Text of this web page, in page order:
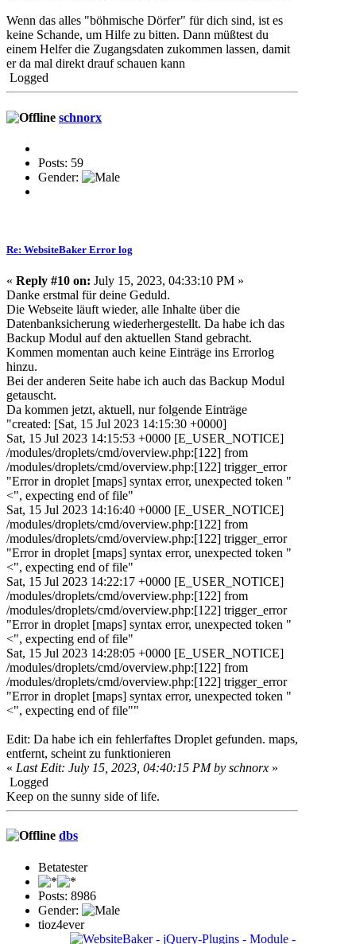
Wenn das alles "böhmische Dörfer" für dich sind, ist es
keine Schande, um Hilfe zu bitten. Dann müßtest du
einem Helfer die Zugangsdaten zukommen lassen, damit
er da mal direkt drauf schauen kann
Logged
schnorx
Posts: 59
Gender:
Re: WebsiteBaker Error log
« Reply #10 on: July 15, 2023, 04:33:10 PM »
Danke erstmal für deine Geduld.
Die Webseite läuft wieder, alle Inhalte über die
Datenbanksicherung wiederhergestellt. Da habe ich das
Backup Modul auf den aktuellen Stand gebracht.
Kommen momentan auch keine Einträge ins Errorlog
hinzu.
Bei der anderen Seite habe ich auch das Backup Modul
getauscht.
Da kommen jetzt, aktuell, nur folgende Einträge
"created: [Sat, 15 Jul 2023 14:15:30 +0000]
Sat, 15 Jul 2023 14:15:53 +0000 [E_USER_NOTICE]
/modules/droplets/cmd/overview.php:[122] from
/modules/droplets/cmd/overview.php:[122] trigger_error
"Error in droplet [maps] syntax error, unexpected token "
<", expecting end of file"
Sat, 15 Jul 2023 14:16:40 +0000 [E_USER_NOTICE]
/modules/droplets/cmd/overview.php:[122] from
/modules/droplets/cmd/overview.php:[122] trigger_error
"Error in droplet [maps] syntax error, unexpected token "
<", expecting end of file"
Sat, 15 Jul 2023 14:22:17 +0000 [E_USER_NOTICE]
/modules/droplets/cmd/overview.php:[122] from
/modules/droplets/cmd/overview.php:[122] trigger_error
"Error in droplet [maps] syntax error, unexpected token "
<", expecting end of file"
Sat, 15 Jul 2023 14:28:05 +0000 [E_USER_NOTICE]
/modules/droplets/cmd/overview.php:[122] from
/modules/droplets/cmd/overview.php:[122] trigger_error
"Error in droplet [maps] syntax error, unexpected token "
<", expecting end of file""
Edit: Da habe ich ein fehlerfaftes Droplet gefunden. maps,
entfernt, scheint zu funktionieren
« Last Edit: July 15, 2023, 04:40:15 PM by schnorx »
Logged
Keep on the sunny side of life.
dbs
Betatester
Posts: 8986
Gender:
tioz4ever